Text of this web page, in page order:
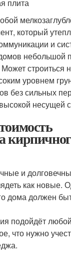
плита
который
и
небольшой
строиться
уровнем
без сильных
несущей
и
как новые.
дома должен
подойдёт
что нужно